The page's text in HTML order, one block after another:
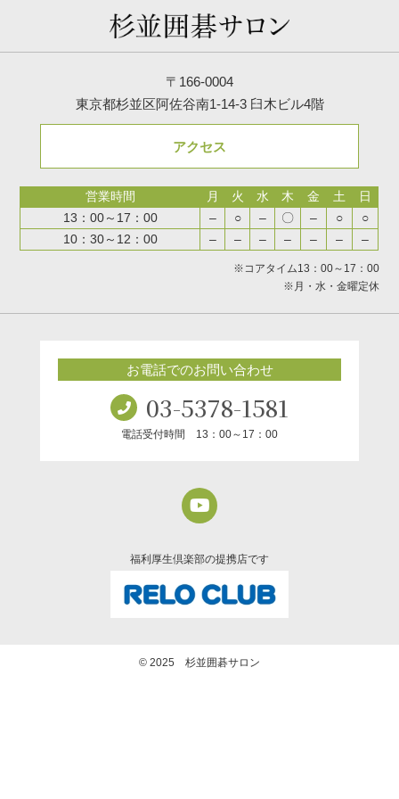
〒166-0004
東京都杉並区阿佐谷南1-14-3 臼木ビル4階
アクセス
営業時間 月 火 水 木 金 土
日
13：00～17：00
– ○ – 〇 – ○
○
10：30～12：00
– – – – – – –
※コアタイム13：00～17：00
※月・水・金曜定休
お電話でのお問い合わせ
03-5378-1581
電話受付時間 13：00～17：00
福利厚生倶楽部の提携店です
© 2025 杉並囲碁サロン